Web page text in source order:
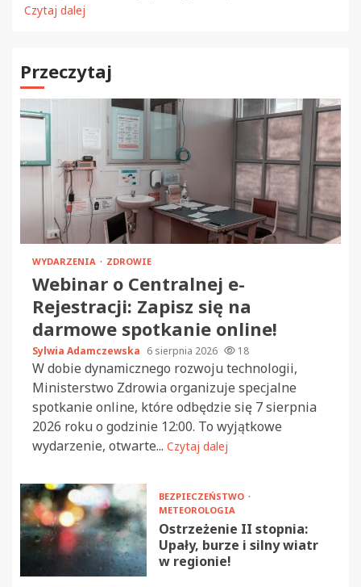
Czytaj dalej
Przeczytaj
WYDARZENIA ZDROWIE
Webinar o Centralnej e-
Rejestracji: Zapisz się na
darmowe spotkanie online!
Sylwia Adamczewska 6 sierpnia 2026 18
W dobie dynamicznego rozwoju technologii,
Ministerstwo Zdrowia organizuje specjalne
spotkanie online, które odbędzie się 7 sierpnia
2026 roku o godzinie 12:00. To wyjątkowe
wydarzenie, otwarte... Czytaj dalej
BEZPIECZEŃSTWO
METEOROLOGIA
Ostrzeżenie II stopnia:
Upały, burze i silny wiatr
w regionie!